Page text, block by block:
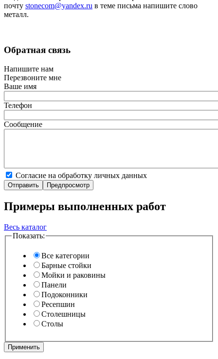
почту stonecom@yandex.ru в теме письма напишите слово
металл.
Обратная связь
Напишите нам
Перезвоните мне
Ваше имя
Телефон
Сообщение
Согласие на обработку личных данных
Примеры выполненных работ
Весь каталог
Показать:
Все категории
Барные стойки
Мойки и раковины
Панели
Подоконники
Ресепшин
Столешницы
Столы